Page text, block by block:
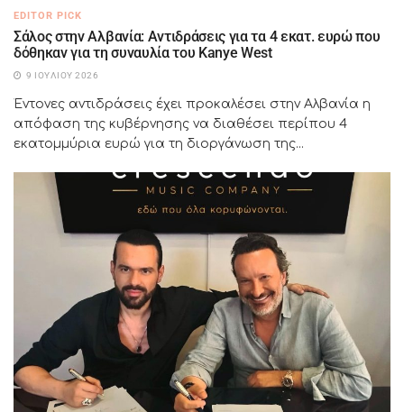
EDITOR PICK
Σάλος στην Αλβανία: Αντιδράσεις για τα 4 εκατ. ευρώ που
δόθηκαν για τη συναυλία του Kanye West
9 ΙΟΥΛΊΟΥ 2026
Έντονες αντιδράσεις έχει προκαλέσει στην Αλβανία η
απόφαση της κυβέρνησης να διαθέσει περίπου 4
εκατομμύρια ευρώ για τη διοργάνωση της...